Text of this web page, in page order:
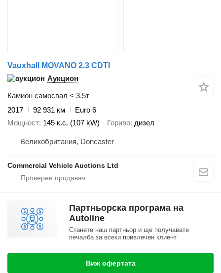
Vauxhall MOVANO 2.3 CDTI
Аукцион
Камион самосвал < 3.5т
2017
92 931 км
Euro 6
Мощност 145 к.с. (107 kW) Гориво дизел
Великобритания, Doncaster
Commercial Vehicle Auctions Ltd
Партньорска програма на
Autoline
Станете наш партньор и ще получавате
печалба за всеки привлечен клиент
Виж офертата